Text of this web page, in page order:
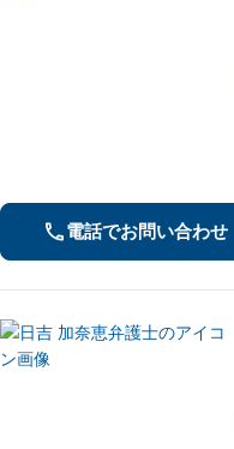
電話でお問い合わせ